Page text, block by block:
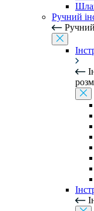
Ручний